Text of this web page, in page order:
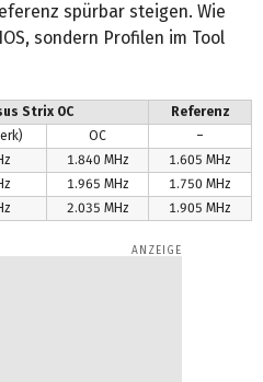
spürbar steigen. Wie
sondern Profilen im Tool
Strix OC
Referenz
OC
–
1.840 MHz
1.605 MHz
1.965 MHz
1.750 MHz
2.035 MHz 1.905 MHz